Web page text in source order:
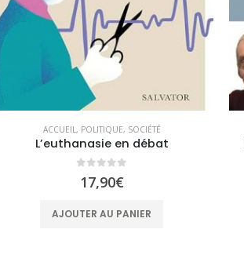
ACCUEIL, POLITIQUE, SOCIÉTÉ
L’euthanasie en débat
17,90€
AJOUTER AU PANIER